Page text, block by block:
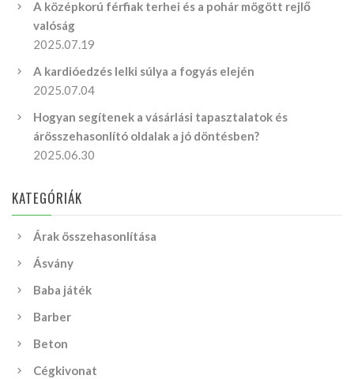
A középkorú férfiak terhei és a pohár mögött rejlő
valóság
2025.07.19
A kardióedzés lelki súlya a fogyás elején
2025.07.04
Hogyan segítenek a vásárlási tapasztalatok és
árösszehasonlító oldalak a jó döntésben?
2025.06.30
KATEGÓRIÁK
Árak összehasonlítása
Ásvány
Baba játék
Barber
Beton
Cégkivonat